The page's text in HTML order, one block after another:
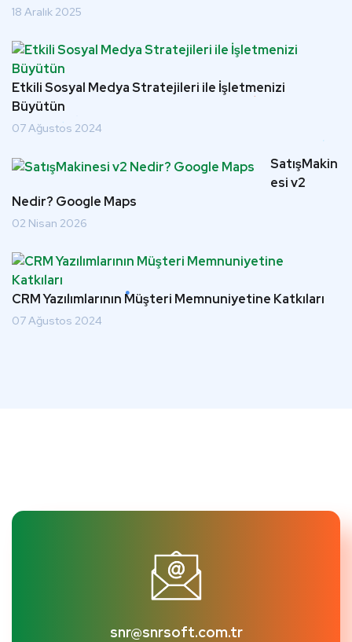
18 Aralık 2025
Etkili Sosyal Medya Stratejileri ile İşletmenizi
Büyütün
07 Ağustos 2024
SatışMakin
esi v2
Nedir? Google Maps
02 Nisan 2026
CRM Yazılımlarının Müşteri Memnuniyetine Katkıları
07 Ağustos 2024
snr@snrsoft.com.tr